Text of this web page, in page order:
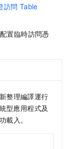
訪問 Table
置臨時訪問憑
整理編譯運行
型應用程式及
載入。